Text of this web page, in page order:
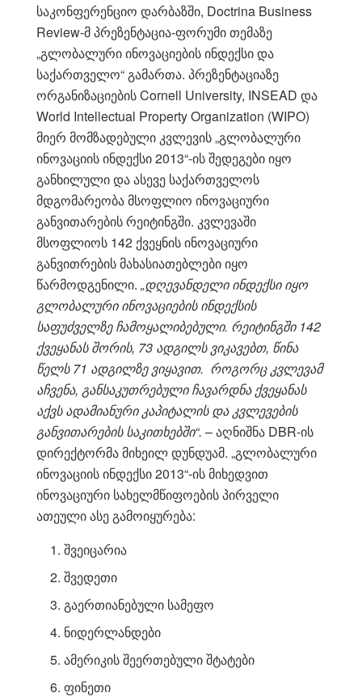
საკონფერენციო დარბაზში, Doctrina Business
Review-მ პრეზენტაცია-ფორუმი თემაზე
„გლობალური ინოვაციების ინდექსი და
საქართველო“ გამართა. პრეზენტაციაზე
ორგანიზაციების Cornell University, INSEAD და
World Intellectual Property Organization (WIPO)
მიერ მომზადებული კვლევის „გლობალური
ინოვაციის ინდექსი 2013“-ის შედეგები იყო
განხილული და ასევე საქართველოს
მდგომარეობა მსოფლიო ინოვაციური
განვითარების რეიტინგში. კვლევაში
მსოფლიოს 142 ქვეყნის ინოვაციური
განვითრების მახასიათებლები იყო
წარმოდგენილი. „დღევანდელი ინდექსი იყო
გლობალური ინოვაციების ინდექსის
საფუძველზე ჩამოყალიბებული. რეიტინგში 142
ქვეყანას შორის, 73 ადგილს ვიკავებთ, წინა
წელს 71 ადგილზე ვიყავით. როგორც კვლევამ
აჩვენა, განსაკუთრებული ჩავარდნა ქვეყანას
აქვს ადამიანური კაპიტალის და კვლევების
განვითარების საკითხებში“. – აღნიშნა DBR-ის
დირექტორმა მიხეილ დუნდუამ. „გლობალური
ინოვაციის ინდექსი 2013“-ის მიხედვით
ინოვაციური სახელმწიფოების პირველი
ათეული ასე გამოიყურება:
შვეიცარია
შვედეთი
გაერთიანებული სამეფო
ნიდერლანდები
ამერიკის შეერთებული შტატები
ფინეთი